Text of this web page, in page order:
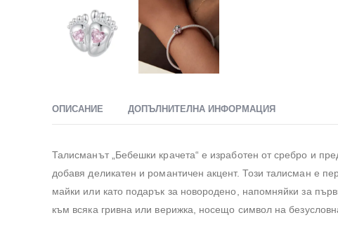
ОПИСАНИЕ ДОПЪЛНИТЕЛНА ИНФОРМАЦИЯ
Талисманът „Бебешки крачета“ е изработен от сребро и
добавя деликатен и романтичен акцент. Този талисман е
майки или като подарък за новородено, напомняйки за
към всяка гривна или верижка, носещо символ на